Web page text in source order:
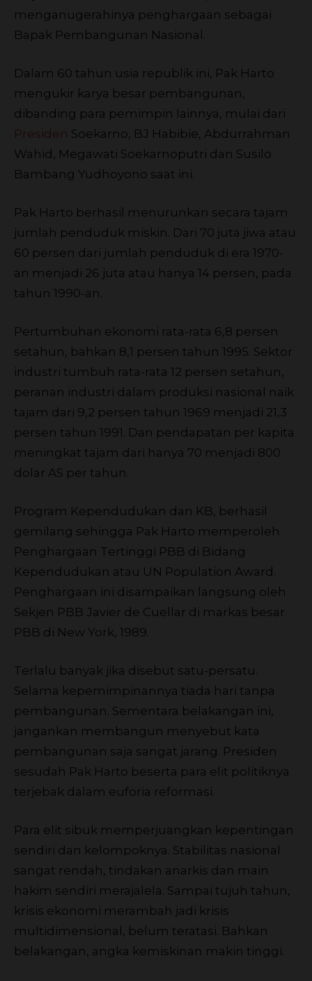
menganugerahinya penghargaan sebagai
Bapak Pembangunan Nasional.
Dalam 60 tahun usia republik ini, Pak Harto
mengukir karya besar pembangunan,
dibanding para pemimpin lainnya, mulai dari
Presiden Soekarno, BJ Habibie, Abdurrahman
Wahid, Megawati Soekarnoputri dan Susilo
Bambang Yudhoyono saat ini.
Pak Harto berhasil menurunkan secara tajam
jumlah penduduk miskin. Dari 70 juta jiwa atau
60 persen dari jumlah penduduk di era 1970-
an menjadi 26 juta atau hanya 14 persen, pada
tahun 1990-an.
Pertumbuhan ekonomi rata-rata 6,8 persen
setahun, bahkan 8,1 persen tahun 1995. Sektor
industri tumbuh rata-rata 12 persen setahun,
peranan industri dalam produksi nasional naik
tajam dari 9,2 persen tahun 1969 menjadi 21,3
persen tahun 1991. Dan pendapatan per kapita
meningkat tajam dari hanya 70 menjadi 800
dolar AS per tahun.
Program Kependudukan dan KB, berhasil
gemilang sehingga Pak Harto memperoleh
Penghargaan Tertinggi PBB di Bidang
Kependudukan atau UN Population Award.
Penghargaan ini disampaikan langsung oleh
Sekjen PBB Javier de Cuellar di markas besar
PBB di New York, 1989.
Terlalu banyak jika disebut satu-persatu.
Selama kepemimpinannya tiada hari tanpa
pembangunan. Sementara belakangan ini,
jangankan membangun menyebut kata
pembangunan saja sangat jarang. Presiden
sesudah Pak Harto beserta para elit politiknya
terjebak dalam euforia reformasi.
Para elit sibuk memperjuangkan kepentingan
sendiri dan kelompoknya. Stabilitas nasional
sangat rendah, tindakan anarkis dan main
hakim sendiri merajalela. Sampai tujuh tahun,
krisis ekonomi merambah jadi krisis
multidimensional, belum teratasi. Bahkan
belakangan, angka kemiskinan makin tinggi.